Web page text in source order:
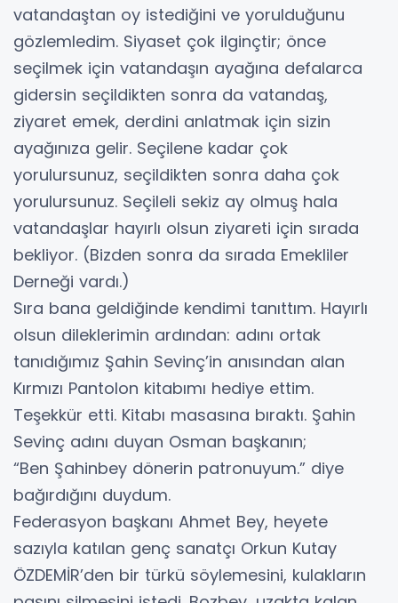
vatandaştan oy istediğini ve yorulduğunu
gözlemledim. Siyaset çok ilginçtir; önce
seçilmek için vatandaşın ayağına defalarca
gidersin seçildikten sonra da vatandaş,
ziyaret emek, derdini anlatmak için sizin
ayağınıza gelir. Seçilene kadar çok
yorulursunuz, seçildikten sonra daha çok
yorulursunuz. Seçileli sekiz ay olmuş hala
vatandaşlar hayırlı olsun ziyareti için sırada
bekliyor. (Bizden sonra da sırada Emekliler
Derneği vardı.)
Sıra bana geldiğinde kendimi tanıttım. Hayırlı
olsun dileklerimin ardından: adını ortak
tanıdığımız Şahin Sevinç’in anısından alan
Kırmızı Pantolon kitabımı hediye ettim.
Teşekkür etti. Kitabı masasına bıraktı. Şahin
Sevinç adını duyan Osman başkanın;
“Ben Şahinbey dönerin patronuyum.” diye
bağırdığını duydum.
Federasyon başkanı Ahmet Bey, heyete
sazıyla katılan genç sanatçı Orkun Kutay
ÖZDEMİR’den bir türkü söylemesini, kulakların